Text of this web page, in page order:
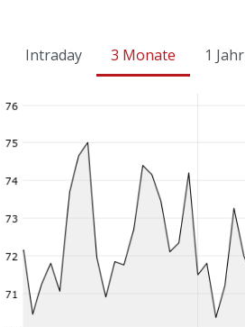
Intraday 3 Monate 1 Jahr